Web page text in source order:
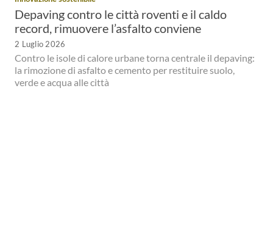
Depaving contro le città roventi e il caldo
record, rimuovere l’asfalto conviene
2 Luglio 2026
Contro le isole di calore urbane torna centrale il depaving:
la rimozione di asfalto e cemento per restituire suolo,
verde e acqua alle città